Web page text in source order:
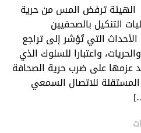
تونس في 14 أفريل 2023 الهيئة ترفض المس من حرية
التنكيل بالصحفيين
التي تُؤشر إلى تراجع
واعتبارا للسلوك الذي
عزمها على ضرب حرية الصحافة
المستقلة للاتصال السمعي